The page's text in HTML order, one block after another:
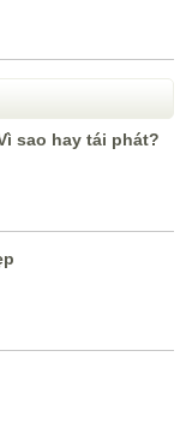
sao hay tái phát?